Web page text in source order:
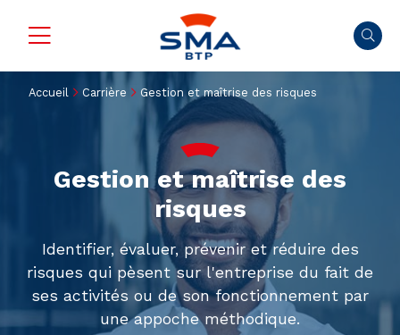
Accueil Carrière Gestion et maîtrise des risques
Gestion et maîtrise des
risques
Identifier, évaluer, prévenir et réduire des
risques qui pèsent sur l'entreprise du fait de
ses activités ou de son fonctionnement par
une appoche méthodique.